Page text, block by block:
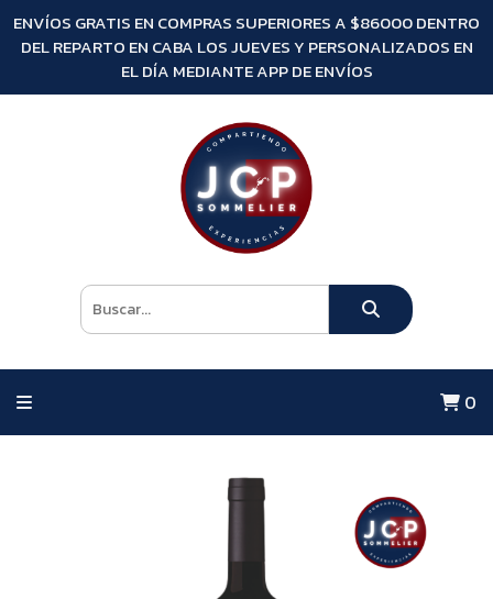
ENVÍOS GRATIS EN COMPRAS SUPERIORES A $86000 DENTRO
DEL REPARTO EN CABA LOS JUEVES Y PERSONALIZADOS EN
EL DÍA MEDIANTE APP DE ENVÍOS
0